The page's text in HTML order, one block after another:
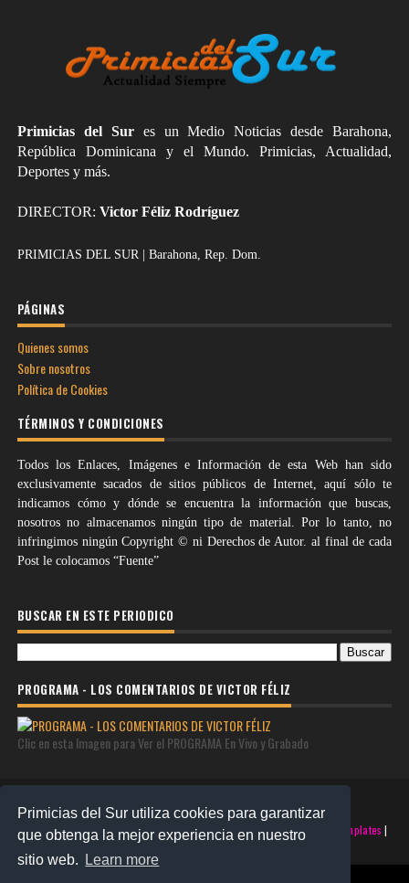
Primicias del Sur utiliza cookies para garantizar
que obtenga la mejor experiencia en nuestro
sitio web.
Learn more
Primicias del Sures un Medio Noticias desde Barahona,
República Dominicana y el Mundo. Primicias, Actualidad,
Deportes y más.
DIRECTOR: Victor Féliz Rodríguez
PRIMICIAS DEL SUR | Barahona, Rep. Dom.
PÁGINAS
Quienes somos
Sobre nosotros
Política de Cookies
TÉRMINOS Y CONDICIONES
Todos los Enlaces, Imágenes e Información de esta Web han sido
exclusivamente sacados de sitios públicos de Internet, aquí sólo te
indicamos cómo y dónde se encuentra la información que buscas,
nosotros no almacenamos ningún tipo de material. Por lo tanto, no
infringimos ningún Copyright © ni Derechos de Autor. al final de cada
Post le colocamos “Fuente”
BUSCAR EN ESTE PERIODICO
PROGRAMA - LOS COMENTARIOS DE VICTOR FÉLIZ
Clic en esta Imagen para Ver el PROGRAMA En Vivo y Grabado
©2025 PRIMICIAS DEL SUR | Derechos Reservados | Creado con SoraTemplates |
Realizado porSANTO MONTERO